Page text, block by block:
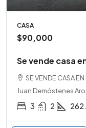
CASA
$90,000
Se vende casa
SE VENDE CASA
Juan Demóstenes
3 2